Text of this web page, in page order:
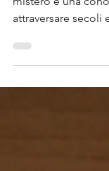
mistero e una
attraversare secoli